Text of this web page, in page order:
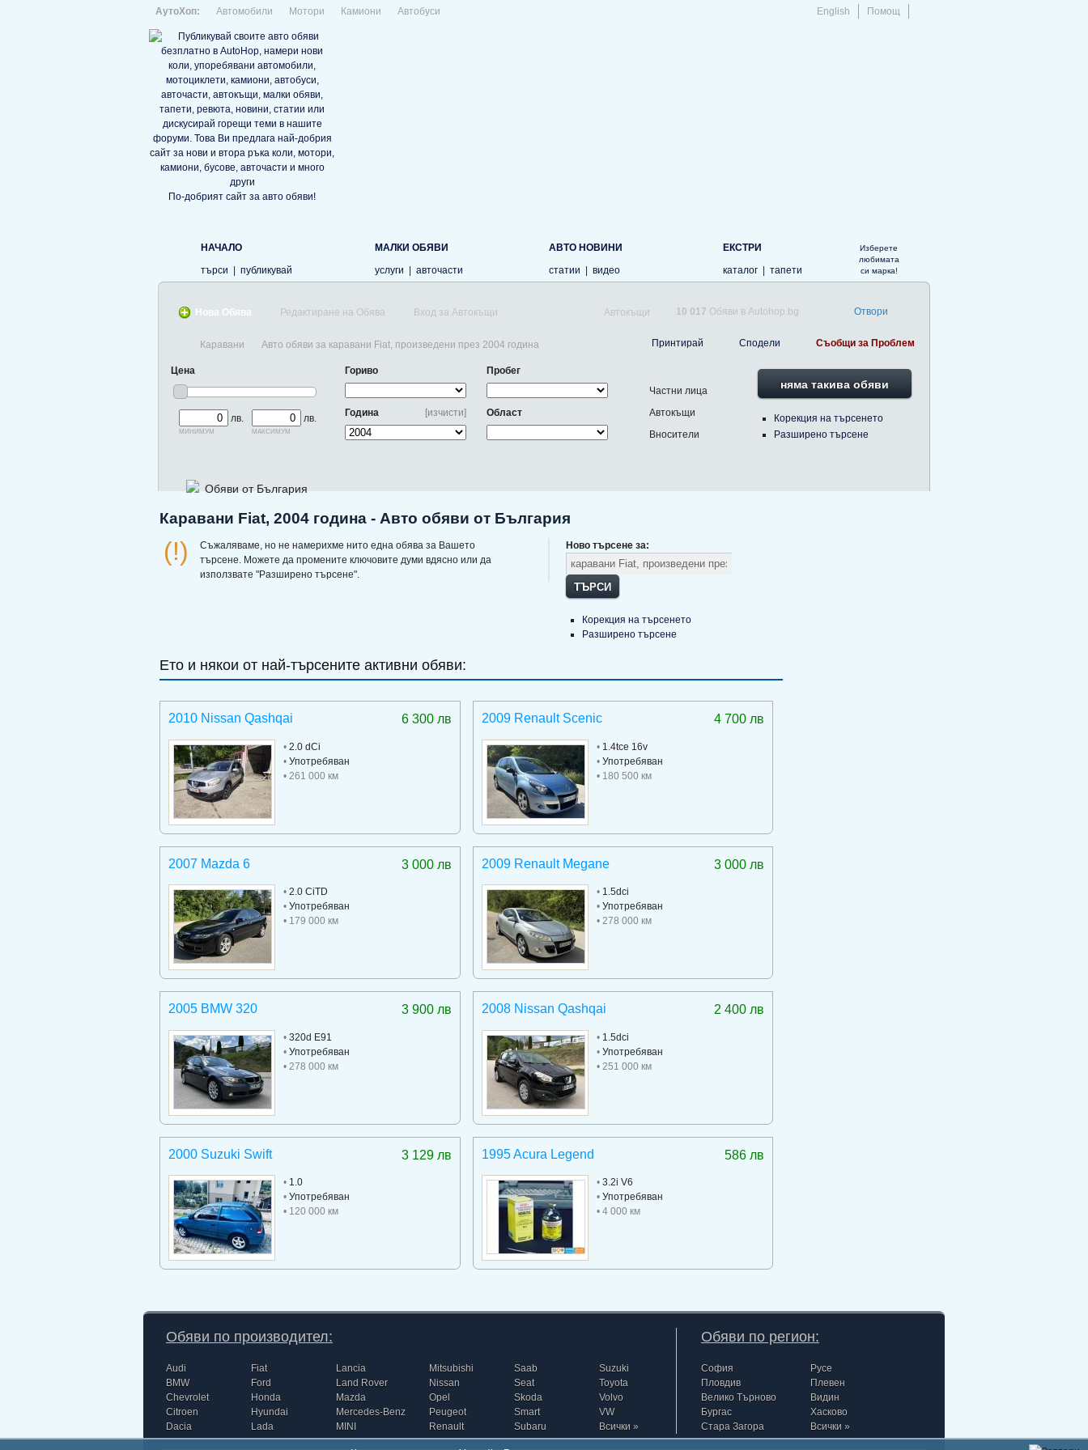
English Помощ
АутоХоп: Автомобили Мотори Камиони Автобуси
По-добрият сайт за авто обяви!
НАЧАЛО
търси
публикувай
МАЛКИ ОБЯВИ
услуги
авточасти
АВТО НОВИНИ
статии
видео
ЕКСТРИ
каталог
тапети
Изберете
любимата
си марка!
Нова Обява Редактиране на Обява Вход за Автокъщи Автокъщи 10 017 Обяви в Autohop.bg Отвори
Принтирай Сподели Съобщи за Проблем
Каравани Авто обяви за каравани Fiat, произведени през 2004 година
Цена
лв.
минимум
лв.
максимум
Гориво
[изчисти]
Година
Пробег
Област
Частни лица
Автокъщи
Вносители
няма такива обяви
Корекция на търсенето
Разширено търсене
Обяви от България
Каравани Fiat, 2004 година - Авто обяви от България
(!)
Съжаляваме, но не намерихме нито една обява за Вашето
търсене. Можете да промените ключовите думи вдясно или да
използвате "Разширено търсене".
Ново търсене за:
ТЪРСИ
Корекция на търсенето
Разширено търсене
Ето и някои от най-търсените активни обяви:
6 300 лв
2010 Nissan Qashqai
• 2.0 dCi
• Употребяван
• 261 000 км
4 700 лв
2009 Renault Scenic
•1.4tce 16v
•Употребяван
• 180 500 км
3 000 лв
2007 Mazda 6
• 2.0 CiTD
• Употребяван
• 179 000 км
3 000 лв
2009 Renault Megane
•1.5dci
•Употребяван
• 278 000 км
3 900 лв
2005 BMW 320
• 320d E91
• Употребяван
• 278 000 км
2 400 лв
2008 Nissan Qashqai
•1.5dci
•Употребяван
• 251 000 км
3 129 лв
2000 Suzuki Swift
• 1.0
• Употребяван
• 120 000 км
586 лв
1995 Acura Legend
•3.2i V6
•Употребяван
• 4 000 км
Обяви по производител:
Audi
BMW
Chevrolet
Citroen
Dacia
Fiat
Ford
Honda
Hyundai
Lada
Lancia
Land Rover
Mazda
Mercedes-Benz
MINI
Mitsubishi
Nissan
Opel
Peugeot
Renault
Saab
Seat
Skoda
Smart
Subaru
Suzuki
Toyota
Volvo
VW
Всички »
Обяви по регион:
София
Пловдив
Велико Търново
Бургас
Стара Загора
Русе
Плевен
Видин
Хасково
Всички »